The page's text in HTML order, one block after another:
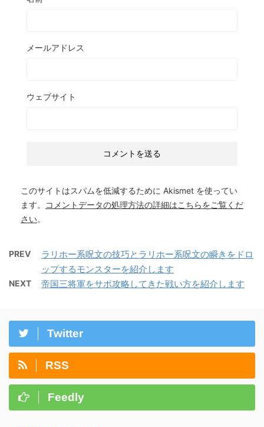
メールアドレス
ウェブサイト
このサイトはスパムを低減するために Akismet を使ってい
ます。
コメントデータの処理方法の詳細はこちらをご覧くだ
さい。
PREV
ラリホー系呪文の技巧とラリホー系呪文の瞬きをドロ
ップするモンスターを紹介します
NEXT 帝国三将軍をサポ攻略してきた戦い方を紹介します
Twitter
RSS
Feedly